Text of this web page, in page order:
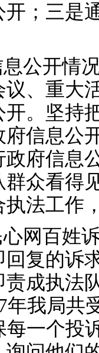
；三是
息公开情
、重大
开。坚持
府信息公
政府信息
群众看得
执法工作
心网百姓
复的诉
成执法
年我局共
每一个投